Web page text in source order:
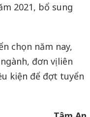
2021, bổ sung
chọn năm nay,
đơn vị liên
kiện để đợt tuyển